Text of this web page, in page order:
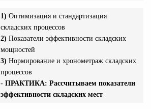
1) Оптимизация и стандартизация
складских процессов
2) Показатели эффективности складских
мощностей
3) Нормирование и хронометраж складских
процессов
- ПРАКТИКА: Рассчитываем показатели
эффективности складских мест